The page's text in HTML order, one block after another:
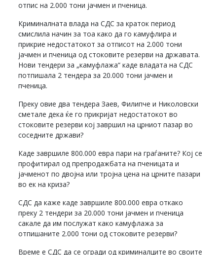
отпис на 2.000 тони јачмен и пченица.
Криминалната влада на СДС за краток период
смислила начин за тоа како да го камуфлира и
прикрие недостатокот за отписот на 2.000 тони
јачмен и пченица од стоковите резерви на државата.
Нови тендери за „камуфлажа“ каде владата на СДС
потпишала 2 тендера за 20.000 тони јачмен и
пченица.
Преку овие два тендера Заев, Филипче и Николовски
сметале дека ќе го прикријат недостатокот во
стоковите резерви кој завршил на црниот пазар во
соседните држави?
Каде завршиле 800.000 евра пари на граѓаните? Кој се
профитирал од препродажбата на пченицата и
јачменот по двојна или тројна цена на црните пазари
во ек на криза?
СДС да каже каде завршиле 800.000 евра откако
преку 2 тендери за 20.000 тони јачмен и пченица
сакале да им послужат како камуфлажа за
отпишаните 2.000 тони од стоковите резерви?
Време е СДС да се огради од криминалците во своите